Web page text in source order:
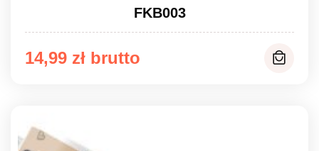
FKB003
14,99 zł